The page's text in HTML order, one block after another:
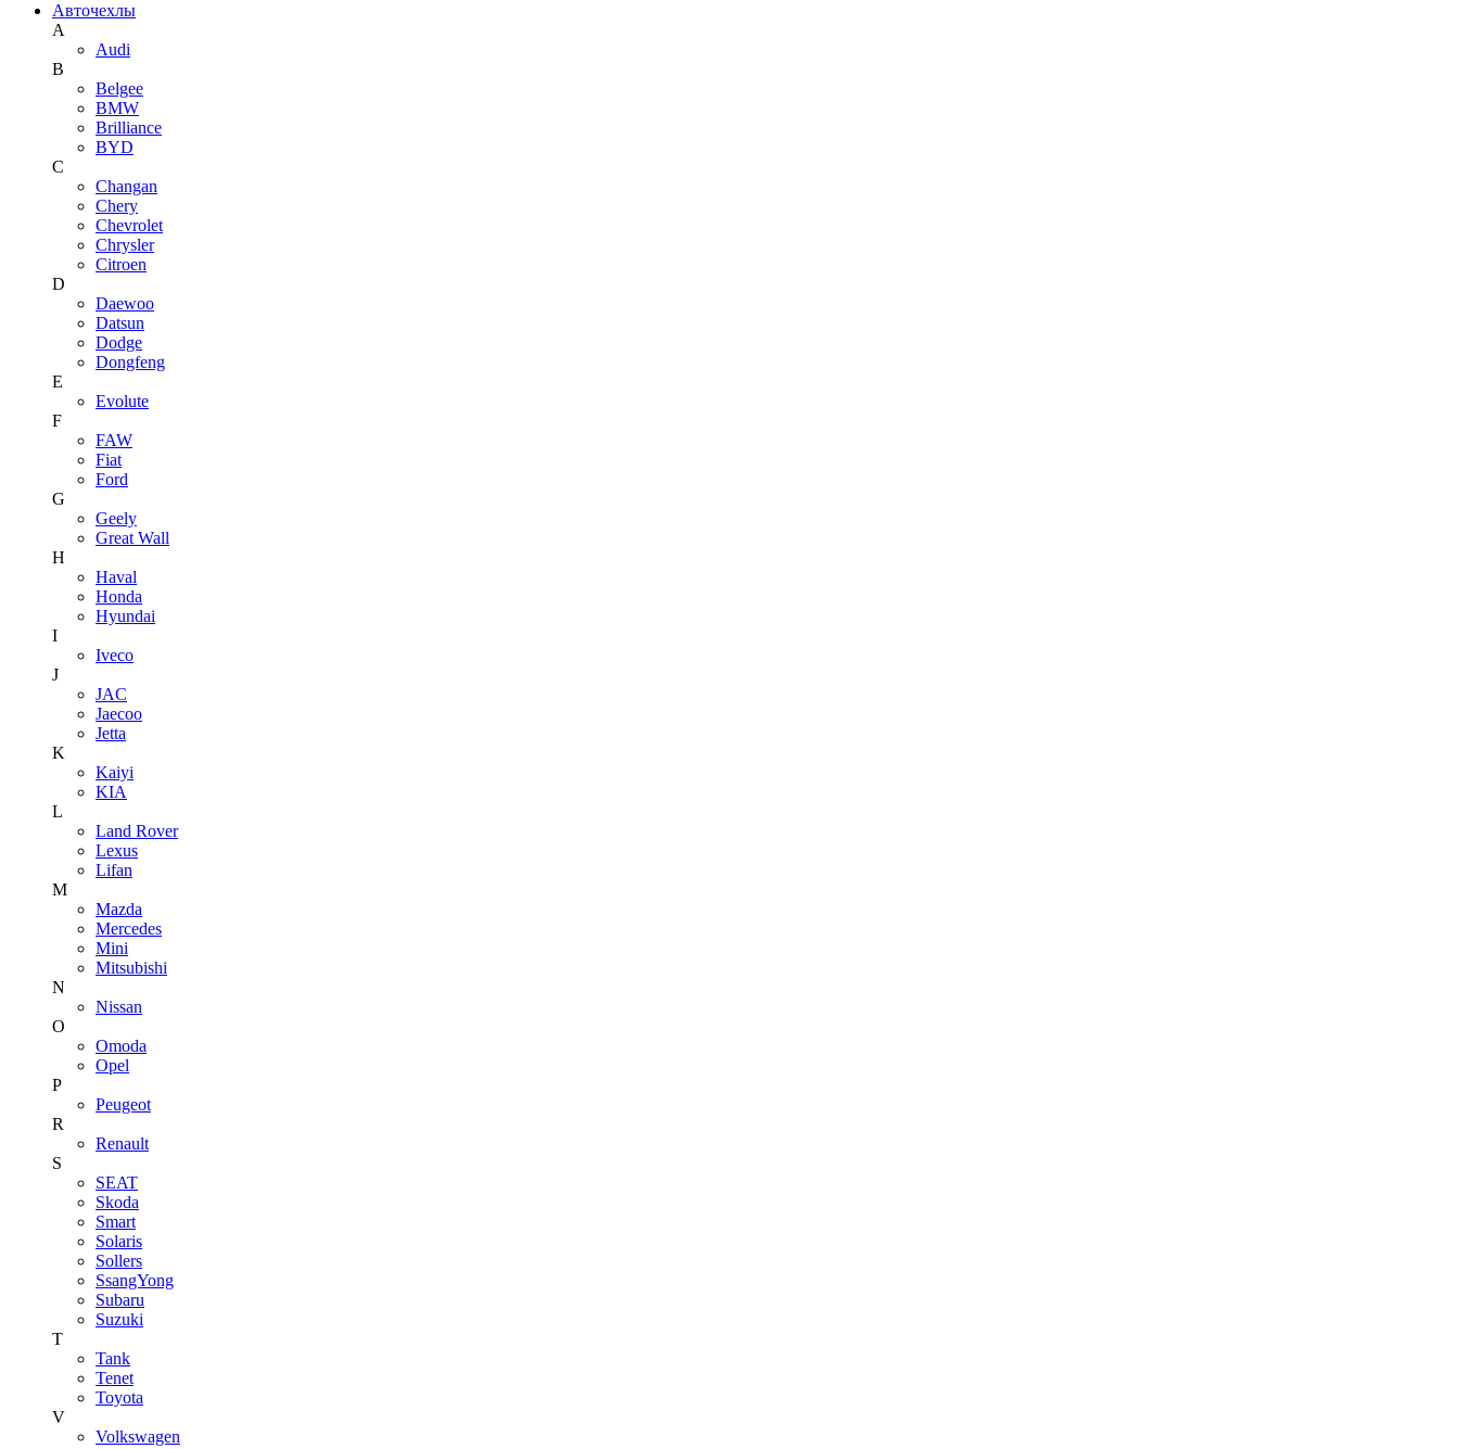
Авточехлы
A
Audi
B
Belgee
BMW
Brilliance
BYD
C
Changan
Chery
Chevrolet
Chrysler
Citroen
D
Daewoo
Datsun
Dodge
Dongfeng
E
Evolute
F
FAW
Fiat
Ford
G
Geely
Great Wall
H
Haval
Honda
Hyundai
I
Iveco
J
JAC
Jaecoo
Jetta
K
Kaiyi
KIA
L
Land Rover
Lexus
Lifan
M
Mazda
Mercedes
Mini
Mitsubishi
N
Nissan
O
Omoda
Opel
P
Peugeot
R
Renault
S
SEAT
Skoda
Smart
Solaris
Sollers
SsangYong
Subaru
Suzuki
T
Tank
Tenet
Toyota
V
Volkswagen